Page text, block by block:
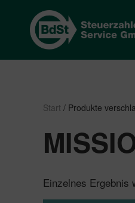
Start / Produkte
Einzelnes Ergebnis